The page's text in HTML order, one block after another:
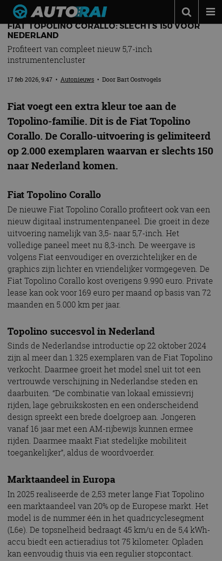
Autonieuws
Podcast
Adverteren
Contact
MotorRAI.nl
FIAT TOPOLINO CORALLO: SLECHTS 150 VOOR
NEDERLAND
Profiteert van compleet nieuw 5,7-inch
instrumentencluster
17 feb 2026, 9:47 • Autonieuws • DoorBart Oostvogels
Fiat voegt een extra kleur toe aan de
Topolino-familie. Dit is de Fiat Topolino
Corallo. De Corallo-uitvoering is gelimiteerd
op 2.000 exemplaren waarvan er slechts 150
naar Nederland komen.
Fiat Topolino Corallo
De nieuwe Fiat Topolino Corallo profiteert ook van een
nieuw digitaal instrumentenpaneel. Die groeit in deze
uitvoering namelijk van 3,5- naar 5,7-inch. Het
volledige paneel meet nu 8,3-inch. De weergave is
volgens Fiat eenvoudiger en overzichtelijker en de
graphics zijn lichter en vriendelijker vormgegeven. De
Fiat Topolino Corallo kost overigens 9.990 euro. Private
lease kan ook voor 169 euro per maand op basis van 72
maanden en 5.000 km per jaar.
Topolino succesvol in Nederland
Sinds de Nederlandse introductie op 22 oktober 2024
zijn al meer dan 1.325 exemplaren van de Fiat Topolino
verkocht. Daarmee groeit het model snel uit tot een
vertrouwde verschijning in Nederlandse steden en
daarbuiten. “De combinatie van lokaal emissievrij
rijden, lage gebruikskosten en een onderscheidend
design spreekt een brede doelgroep aan. Jongeren
vanaf 16 jaar met een AM-rijbewijs kunnen ermee
rijden. Daarmee maakt Fiat stedelijke mobiliteit
toegankelijker”, aldus de woordvoerder.
Marktaandeel in Europa
In 2025 realiseerde de 2,53 meter lange Fiat Topolino
een marktaandeel van 20% op de Europese markt. Het
model is de nummer één in het quadricyclesegment
(L6e). De topsnelheid bedraagt 45 km/u en de 5,4 kWh-
accu biedt een actieradius tot 75 kilometer. Opladen
kan eenvoudig thuis via een regulier stopcontact.